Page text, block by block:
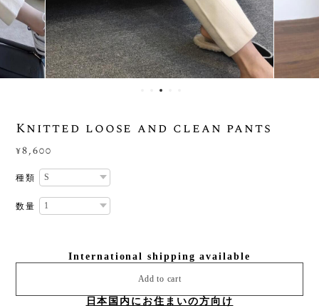
Knitted loose and clean pants
¥8,600
種類
数量
International shipping available
Add to cart
日本国内にお住まいの方向け